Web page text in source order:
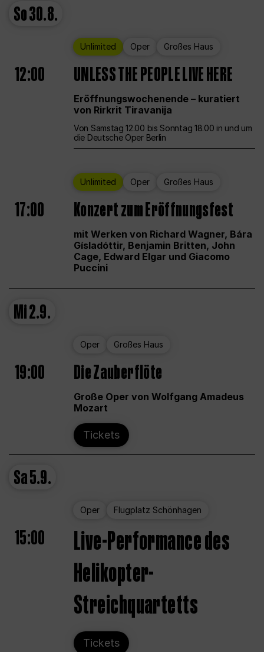
So30.8.
Unlimited Oper Großes Haus
12:00 UNLESS THE PEOPLE LIVE HERE
Eröffnungswochenende – kuratiert
von Rirkrit Tiravanija
Von Samstag 12.00 bis Sonntag 18.00 in und um
die Deutsche Oper Berlin
Unlimited Oper Großes Haus
17:00 Konzert zum Eröffnungsfest
mit Werken von Richard Wagner, Bára
Gísladóttir, Benjamin Britten, John
Cage, Edward Elgar und Giacomo
Puccini
Mi2.9.
Oper Großes Haus
19:00 Die Zauberflöte
Große Oper von Wolfgang Amadeus
Mozart
Tickets
Sa5.9.
Oper Flugplatz Schönhagen
15:00
Live-Performance des
Helikopter-
Streichquartetts
Tickets